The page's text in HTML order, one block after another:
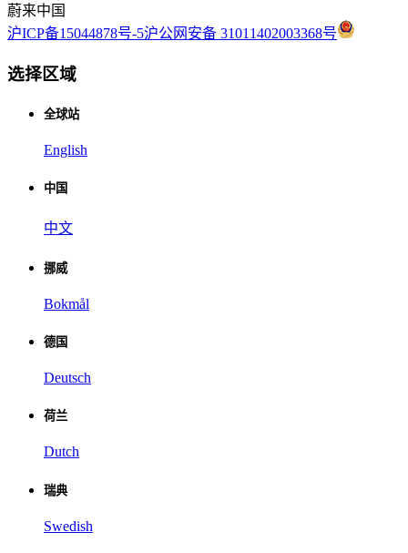
蔚来中国
沪ICP备15044878号-5沪公网安备 31011402003368号
选择区域
全球站
English
中国
中文
挪威
Bokmål
德国
Deutsch
荷兰
Dutch
瑞典
Swedish